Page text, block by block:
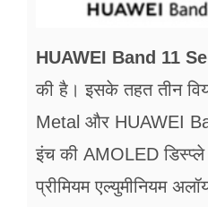
HUAWEI Band 11
की है। इसके तहत तीन
Metal और HUAWEI
इंच की AMOLED
प्रीमियम एल्युमीनियम